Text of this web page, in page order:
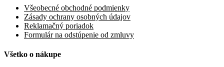
Všeobecné obchodné podmienky
Zásady ochrany osobných údajov
Reklamačný poriadok
Formulár na odstúpenie od zmluvy
Všetko o nákupe